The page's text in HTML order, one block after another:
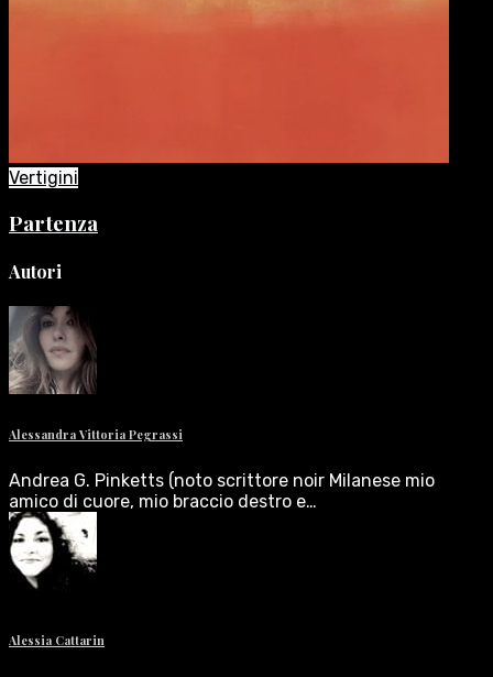
Vertigini
Partenza
Autori
Alessandra Vittoria Pegrassi
Andrea G. Pinketts (noto scrittore noir Milanese mio
amico di cuore, mio braccio destro e…
Alessia Cattarin